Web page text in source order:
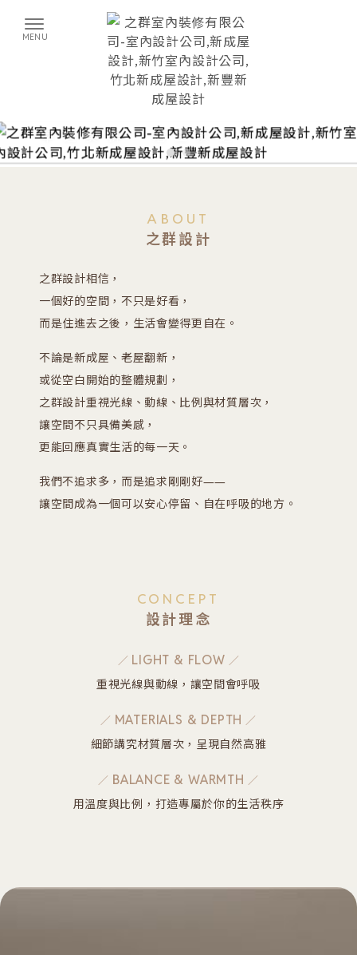
ABOUT
之群設計
之群設計相信，
一個好的空間，不只是好看，
而是住進去之後，生活會變得更自在。
不論是新成屋、老屋翻新，
或從空白開始的整體規劃，
之群設計重視光線、動線、比例與材質層次，
讓空間不只具備美感，
更能回應真實生活的每一天。
我們不追求多，而是追求剛剛好——
讓空間成為一個可以安心停留、自在呼吸的地方。
CONCEPT
設計理念
LIGHT & FLOW
重視光線與動線，讓空間會呼吸
MATERIALS & DEPTH
細節講究材質層次，呈現自然高雅
BALANCE & WARMTH
用溫度與比例，打造專屬於你的生活秩序